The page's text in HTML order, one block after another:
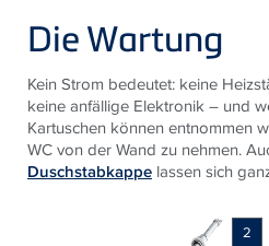
Die Wartung
Kein Strom bedeutet: keine
keine anfällige Elektronik – und
Kartuschen können entnommen
WC von der Wand zu nehmen.
Duschstabkappe lassen sich
2